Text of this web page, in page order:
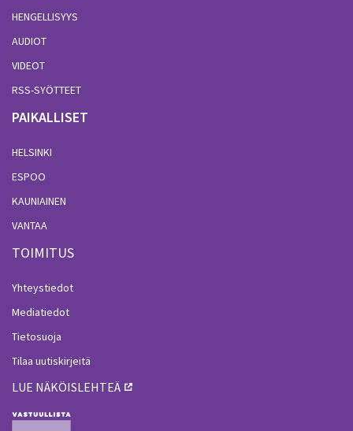
HENGELLISYYS
AUDIOT
VIDEOT
RSS-SYÖTTEET
PAIKALLISET
HELSINKI
ESPOO
KAUNIAINEN
VANTAA
TOIMITUS
Yhteystiedot
Mediatiedot
Tietosuoja
Tilaa uutiskirjeitä
LUE NÄKÖISLEHTEÄ